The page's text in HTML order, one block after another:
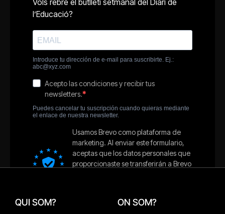
QUI SOM? ON SOM?